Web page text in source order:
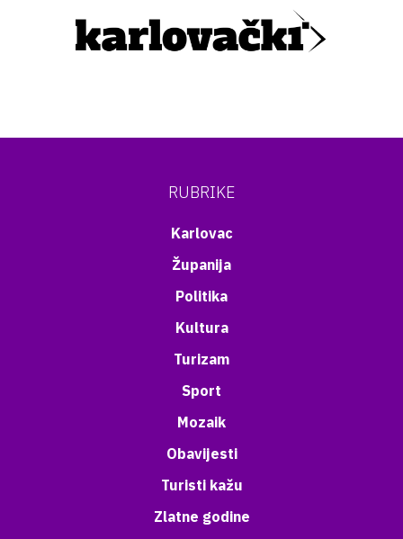
RUBRIKE
Karlovac
Županija
Politika
Kultura
Turizam
Sport
Mozaik
Obavijesti
Turisti kažu
Zlatne godine